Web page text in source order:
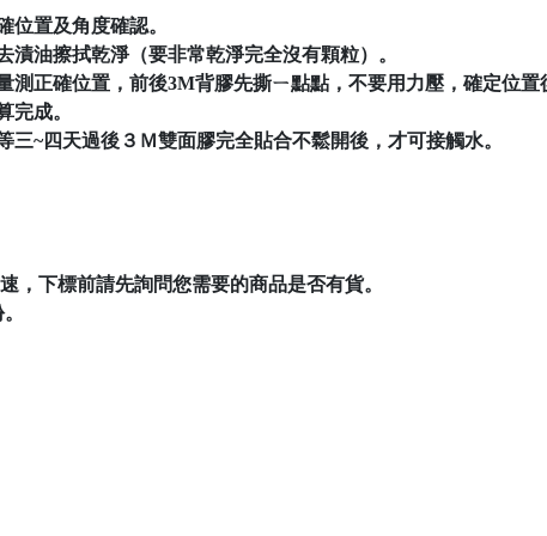
位置及角度確認。
漬油擦拭乾淨（要非常乾淨完全沒有顆粒）。
測正確位置，前後3M背膠先撕ㄧ點點，不要用力壓，確定位置
完成。
三~四天過後３Ｍ雙面膠完全貼合不鬆開後，才可接觸水。
，下標前請先詢問您需要的商品是否有貨。